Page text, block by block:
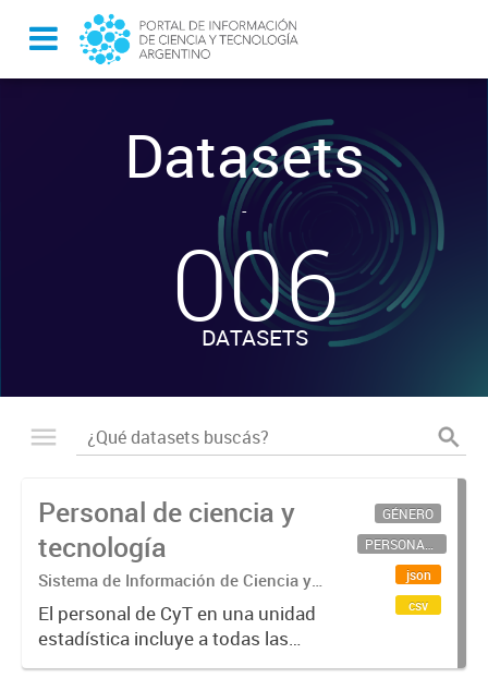
Datasets
-
006
DATASETS
Personal de ciencia y
tecnología
Sistema de Información de Ciencia y
Tecnología Argentino (SICYTAR)
El personal de CyT en una unidad
estadística incluye a todas las
personas involucradas
GÉNERO
PERSONAL CIENTÍFICO-TECNOLÓGICO
json
csv